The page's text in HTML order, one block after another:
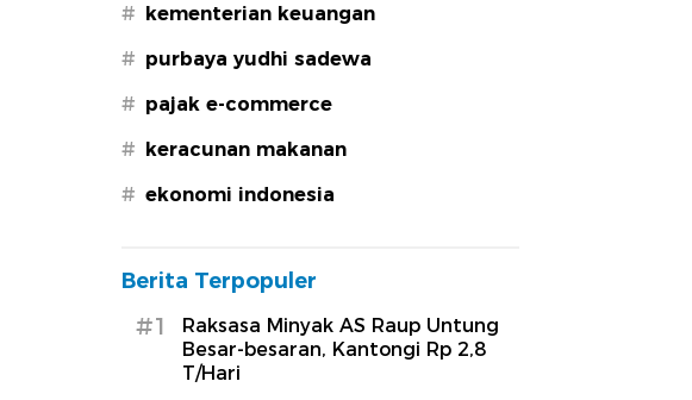
# kementerian keuangan
# purbaya yudhi sadewa
# pajak e-commerce
# keracunan makanan
# ekonomi indonesia
Berita Terpopuler
#1
Raksasa Minyak AS Raup Untung
Besar-besaran, Kantongi Rp 2,8
T/Hari